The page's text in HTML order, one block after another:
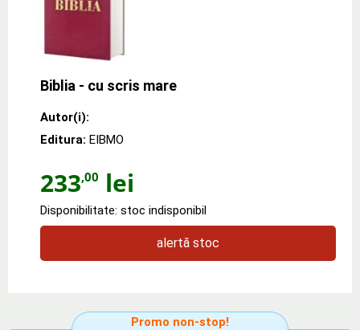
Biblia - cu scris mare
Autor(i):
Editura: EIBMO
233,00 lei
Disponibilitate: stoc indisponibil
alertă stoc
Promo non-stop!